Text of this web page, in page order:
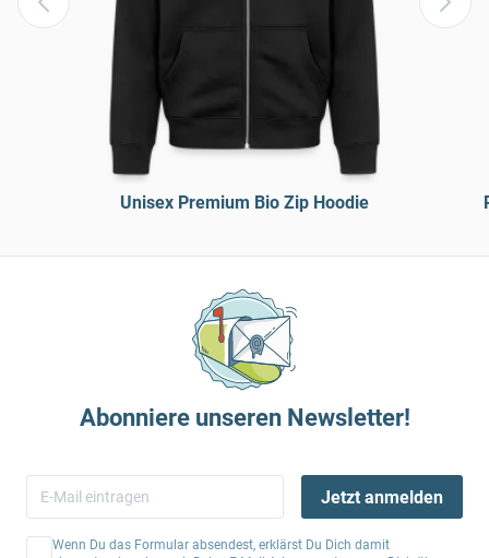
Unisex Premium Bio Zip Hoodie
Abonniere unseren Newsletter!
Jetzt anmelden
Wenn Du das Formular absendest, erklärst Du Dich damit